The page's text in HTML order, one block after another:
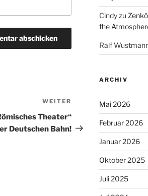
Nächster
Beitrag
WEITER
Theater“
Deutschen Bahn!
Cindyzu
the
Ralf
ARCHIV
Mai 2026
Februar 2026
Januar 2026
Oktober 2025
Juli 2025